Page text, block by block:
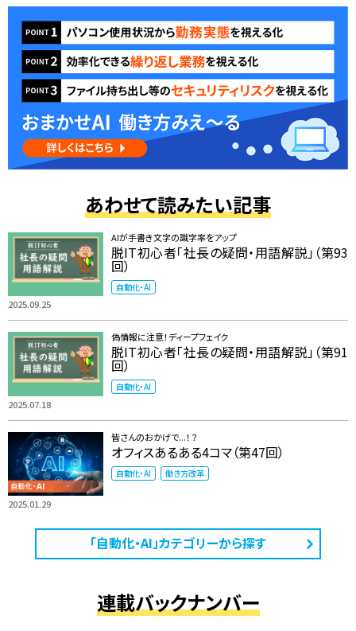
あわせて読みたい記事
2025.09.25
AIが手書き文字の識字率をアップ
脱IT初心者「社長の疑問・用語解説」（第93
回）
自動化・AI
2025.07.18
偽情報に注意！ディープフェイク
脱IT初心者「社長の疑問・用語解説」（第91
回）
自動化・AI
2025.01.29
皆さんのおかげで...！？
オフィスあるある4コマ（第47回）
自動化・AI 働き方改革
「自動化・AI」カテゴリーから探す
連載バックナンバー